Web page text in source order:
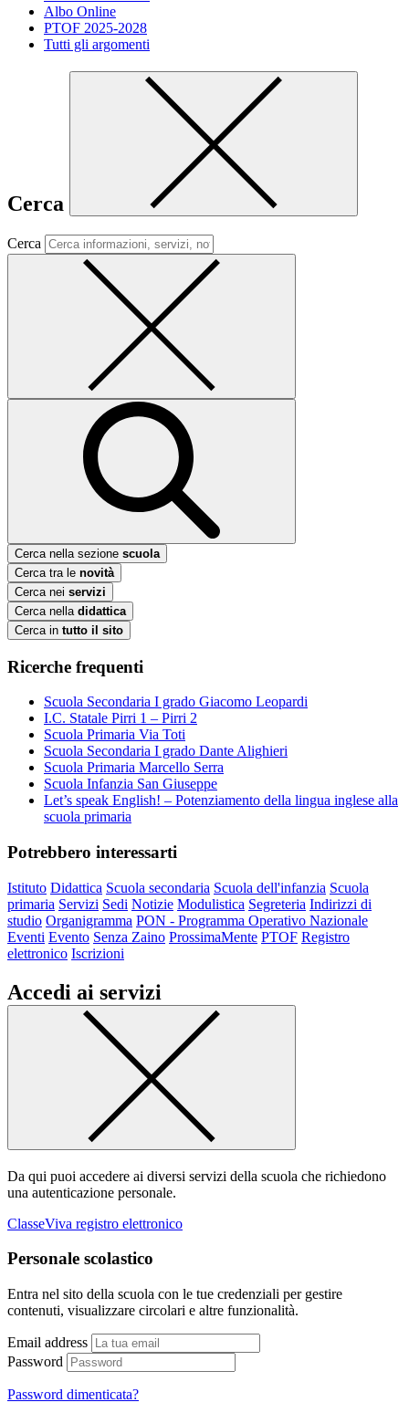
Albo Online
PTOF 2025-2028
Tutti gli argomenti
Cerca
Cerca
Cerca nella sezione scuola
Cerca tra le novità
Cerca nei servizi
Cerca nella didattica
Cerca in tutto il sito
Ricerche frequenti
Scuola Secondaria I grado Giacomo Leopardi
I.C. Statale Pirri 1 – Pirri 2
Scuola Primaria Via Toti
Scuola Secondaria I grado Dante Alighieri
Scuola Primaria Marcello Serra
Scuola Infanzia San Giuseppe
Let’s speak English! – Potenziamento della lingua inglese alla
scuola primaria
Potrebbero interessarti
Istituto Didattica Scuola secondaria Scuola dell'infanzia Scuola
primaria Servizi Sedi Notizie Modulistica Segreteria Indirizzi di
studio Organigramma PON - Programma Operativo Nazionale
Eventi Evento Senza Zaino ProssimaMente PTOF Registro
elettronico Iscrizioni
Accedi ai servizi
Da qui puoi accedere ai diversi servizi della scuola che richiedono
una autenticazione personale.
ClasseViva registro elettronico
Personale scolastico
Entra nel sito della scuola con le tue credenziali per gestire
contenuti, visualizzare circolari e altre funzionalità.
Email address
Password
Password dimenticata?